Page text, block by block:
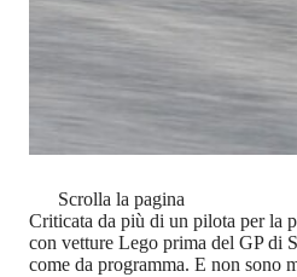
Scrolla la pagina
Criticata da più di un pilota per la
con vetture Lego prima del GP di
come da programma. E non sono